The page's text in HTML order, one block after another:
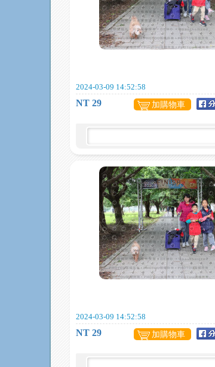
2024-03-09 14:52:58
NT 29 加購物車
2024-03-09 14:52:58
NT 29 加購物車